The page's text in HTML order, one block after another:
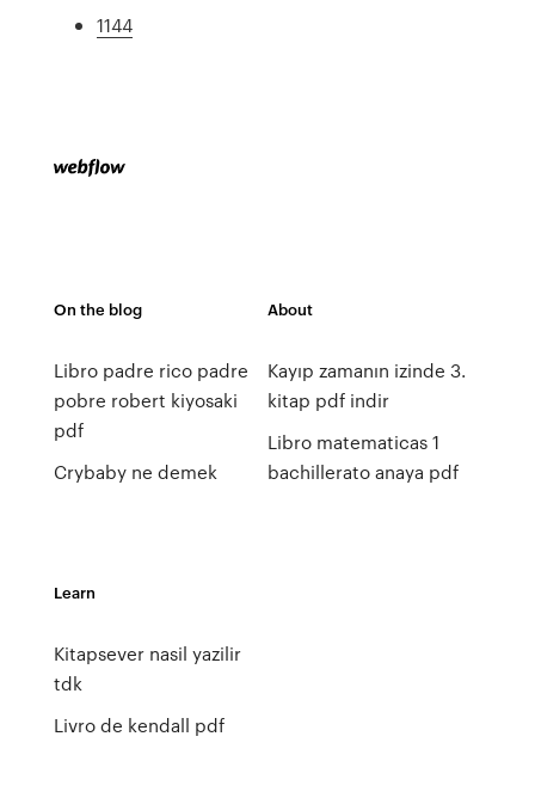
1144
On the blog
Libro padre rico padre
pobre robert kiyosaki
pdf
Crybaby ne demek
About
Kayıp zamanın izinde 3.
kitap pdf indir
Libro matematicas 1
bachillerato anaya pdf
Learn
Kitapsever nasil yazilir
tdk
Livro de kendall pdf